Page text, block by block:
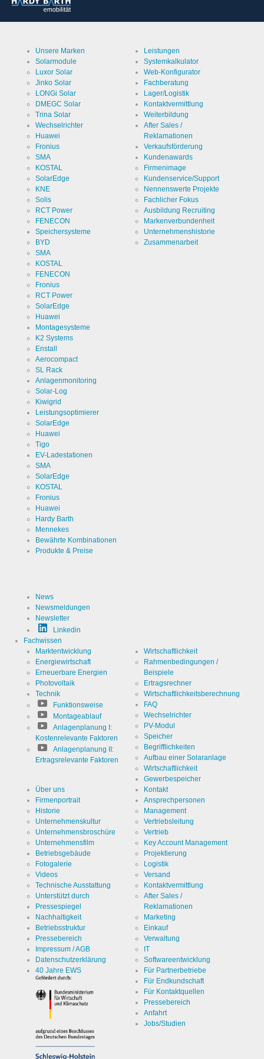
Unsere Marken
Solarmodule
Luxor Solar
Jinko Solar
LONGi Solar
DMEGC Solar
Trina Solar
Wechselrichter
Huawei
Fronius
SMA
KOSTAL
SolarEdge
KNE
Solis
RCT Power
FENECON
Speichersysteme
BYD
SMA
KOSTAL
FENECON
Fronius
RCT Power
SolarEdge
Huawei
Montagesysteme
K2 Systems
Enstall
Aerocompact
SL Rack
Anlagenmonitoring
Solar-Log
Kiwigrid
Leistungsoptimierer
SolarEdge
Huawei
Tigo
EV-Ladestationen
SMA
SolarEdge
KOSTAL
Fronius
Huawei
Hardy Barth
Mennekes
Bewährte Kombinationen
Produkte & Preise
News
Newsmeldungen
Newsletter
Linkedin
Leistungen
Systemkalkulator
Web-Konfigurator
Fachberatung
Lager/Logistik
Kontaktvermittlung
Weiterbildung
After Sales /
Reklamationen
Verkaufsförderung
Kundenawards
Firmenimage
Kundenservice/Support
Nennenswerte Projekte
Fachlicher Fokus
Ausbildung Recruiting
Markenverbundenheit
Unternehmenshistorie
Zusammenarbeit
Fachwissen
Marktentwicklung
Energiewirtschaft
Erneuerbare Energien
Photovoltaik
Technik
Funktionsweise
Montageablauf
Anlagenplanung I:
Kostenrelevante Faktoren
Anlagenplanung II:
Ertragsrelevante Faktoren
Wirtschaftlichkeit
Rahmenbedingungen /
Beispiele
Ertragsrechner
Wirtschaftlichkeitsberechnung
FAQ
Wechselrichter
PV-Modul
Speicher
Begrifflichkeiten
Aufbau einer Solaranlage
Wirtschaftlichkeit
Gewerbespeicher
Über uns
Firmenportrait
Historie
Unternehmenskultur
Unternehmensbroschüre
Unternehmensfilm
Betriebsgebäude
Fotogalerie
Videos
Technische Ausstattung
Unterstützt durch
Pressespiegel
Nachhaltigkeit
Betriebsstruktur
Pressebereich
Impressum / AGB
Datenschutzerklärung
40 Jahre EWS
Kontakt
Ansprechpersonen
Management
Vertriebsleitung
Vertrieb
Key Account Management
Projektierung
Logistik
Versand
Kontaktvermittlung
After Sales /
Reklamationen
Marketing
Einkauf
Verwaltung
IT
Softwareentwicklung
Für Partnerbetriebe
Für Endkundschaft
Für Kontaktquellen
Pressebereich
Anfahrt
Jobs/Studien